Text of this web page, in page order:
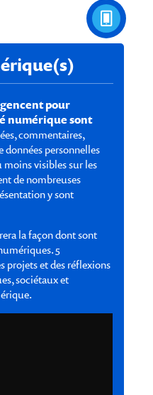
pour
numérique sont
commentaires,
données personnelles
visibles sur les
de nombreuses
y sont
la façon dont sont
5
projets et des réflexions
sociétaux et